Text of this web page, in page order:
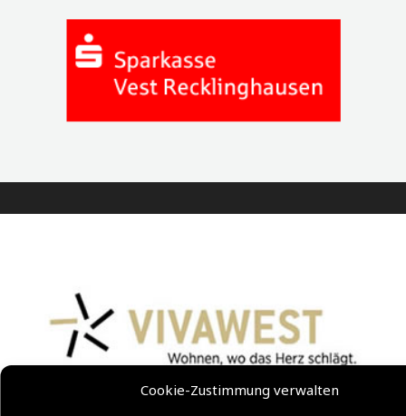
Cookie-Zustimmung verwalten